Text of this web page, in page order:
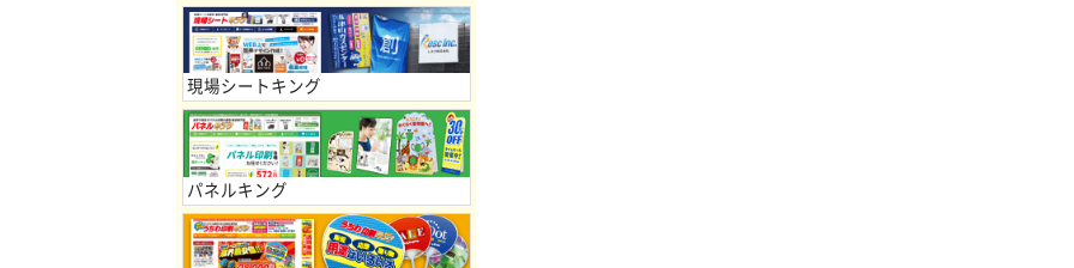
現場シートキング
パネルキング